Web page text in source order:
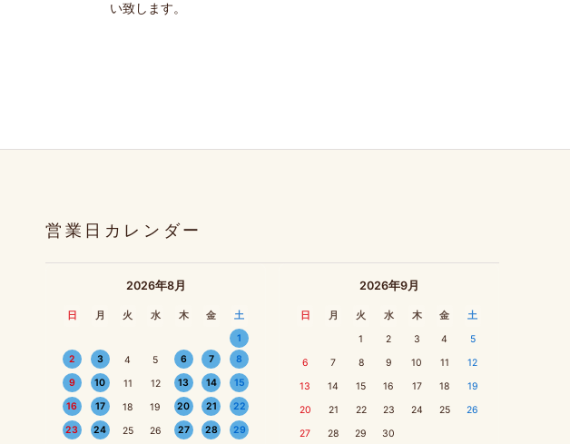
い致します。
営業日カレンダー
2026年8月
日 月 火 水 木 金
土
1
2
3 4 5 6 7
8
9
10 11 12 13 14
15
16
17 18 19 20 21
22
23
24 25 26 27 28 29
2026年9月
日 月 火 水 木 金
土
1
2 3 4
5
6
7 8 9 10 11
12
13
14 15 16 17 18
19
20
21 22 23 24 25
26
27
28 29 30